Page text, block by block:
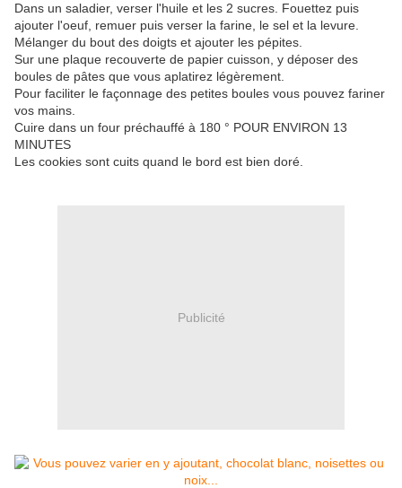
Dans un saladier, verser l'huile et les 2 sucres. Fouettez puis
ajouter l'oeuf, remuer puis verser la farine, le sel et la levure.
Mélanger du bout des doigts et ajouter les pépites.
Sur une plaque recouverte de papier cuisson, y déposer des
boules de pâtes que vous aplatirez légèrement.
Pour faciliter le façonnage des petites boules vous pouvez fariner
vos mains.
Cuire dans un four préchauffé à 180 ° POUR ENVIRON 13
MINUTES
Les cookies sont cuits quand le bord est bien doré.
Publicité